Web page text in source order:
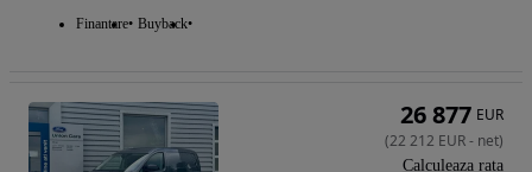
Finantare Buyback
26 877 EUR
(22 212 EUR- net)
Calculeaza rata